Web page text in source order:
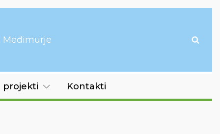
Međimurje
projekti Kontakti